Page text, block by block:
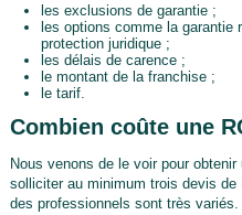
les exclusions de garantie ;
les options comme la garantie
protection juridique ;
les délais de carence ;
le montant de la franchise ;
le tarif.
Combien coûte une
Nous venons de le voir pour
solliciter au minimum trois devis
des professionnels sont très